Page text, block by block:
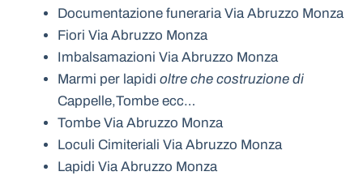
Documentazione funeraria Via Abruzzo Monza
Fiori Via Abruzzo Monza
Imbalsamazioni Via Abruzzo Monza
Marmi per lapidi oltre che costruzione di
Cappelle,Tombe ecc…
Tombe Via Abruzzo Monza
Loculi Cimiteriali Via Abruzzo Monza
Lapidi Via Abruzzo Monza